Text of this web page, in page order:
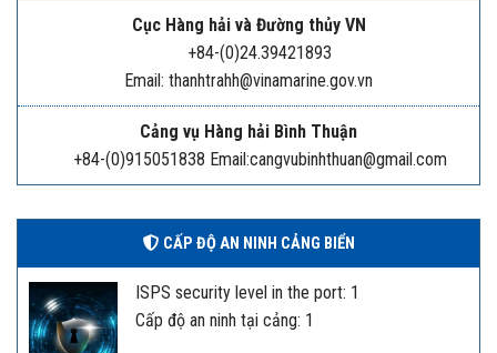
Cục Hàng hải và Đường thủy VN
+84-(0)24.39421893
Email: thanhtrahh@vinamarine.gov.vn
Cảng vụ Hàng hải Bình Thuận
+84-(0)915051838 Email:cangvubinhthuan@gmail.com
CẤP ĐỘ AN NINH CẢNG BIỂN
ISPS security level in the port: 1
Cấp độ an ninh tại cảng: 1